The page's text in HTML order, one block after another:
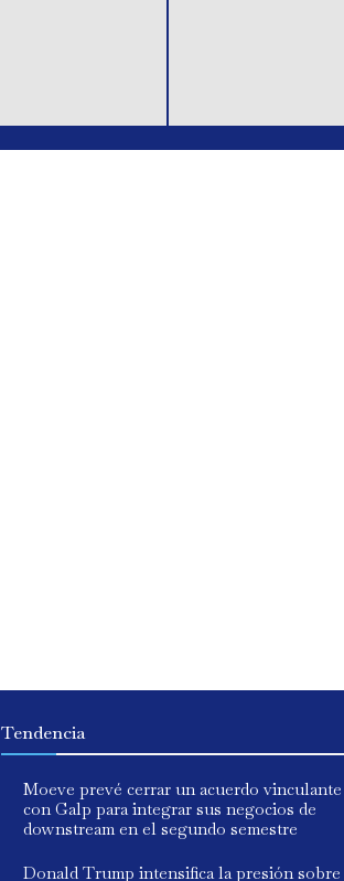
Tendencia
Moeve prevé cerrar un acuerdo vinculante
con Galp para integrar sus negocios de
downstream en el segundo semestre
Donald Trump intensifica la presión sobre